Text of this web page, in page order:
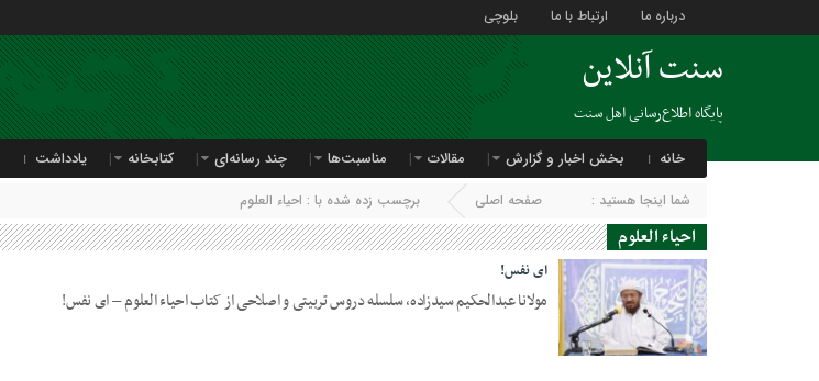
درباره ما ارتباط با ما بلوچی
سنت آنلاین
پایگاه اطلاع‌رسانی اهل سنت
خانه بخش اخبار و گزارش مقالات مناسبت‌ها چند رسانه‌ای کتابخانه یادداشت
شما اینجا هستید : صفحه اصلی برچسب زده شده با : احیاء العلوم
احیاء العلوم
13 سپتامبر 2023
ای نفس!
مولانا عبدالحکیم سیدزاده، سلسله دروس تربیتی و اصلاحی از کتاب احیاء العلوم – ای نفس!